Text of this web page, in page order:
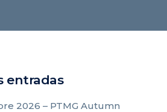
entradas
2026 – PTMG Autumn